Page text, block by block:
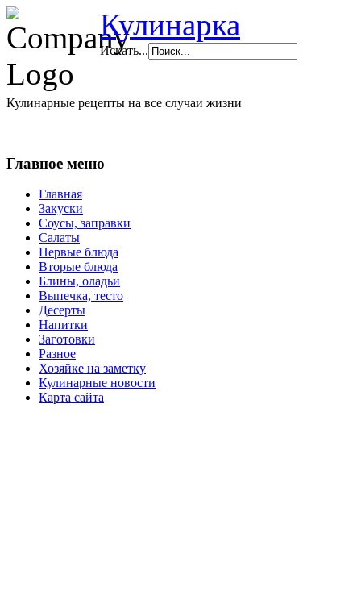
Кулинарка
Искать...
Кулинарные рецепты на все случаи жизни
Главное меню
Главная
Закуски
Соусы, заправки
Салаты
Первые блюда
Вторые блюда
Блины, оладьи
Выпечка, тесто
Десерты
Напитки
Заготовки
Разное
Хозяйке на заметку
Кулинарные новости
Карта сайта